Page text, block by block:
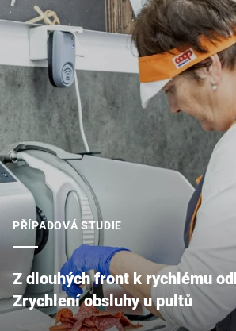
PŘÍPADOVÁ STUDIE
Z dlouhých front k rychlému
Zrychlení obsluhy u pultů